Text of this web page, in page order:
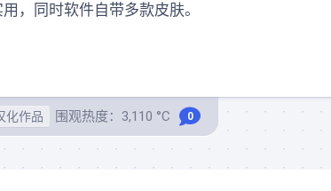
，同时软件自带多款皮肤。
化作品 围观热度：3,110 °C 0